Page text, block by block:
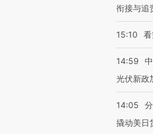
衔接与追
15:10
14:59
光伏新政
14:05
撬动美日